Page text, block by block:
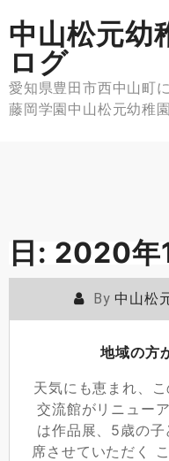
to
content
中山松元幼
ログ
愛知県豊田市西中山町
藤岡学園中山松元幼稚園
日: 2020年
By 中山松
地域の方
天気にも恵まれ、
交流館がリニュー
は作品展、5歳の
席させていただく